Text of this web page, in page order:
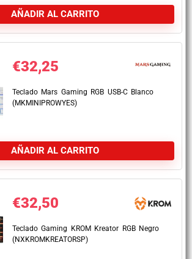
AÑADIR AL CARRITO
€32,25
Teclado Mars Gaming RGB USB-C Blanco
(MKMINIPROWYES)
AÑADIR AL CARRITO
€32,50
Teclado Gaming KROM Kreator RGB Negro
(NXKROMKREATORSP)